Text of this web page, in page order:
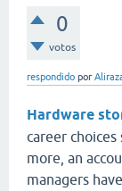
0
votos
respondido por
Hardware
career
more, an
managers